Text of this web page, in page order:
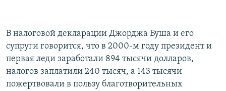
В налоговой декларации Джорджа Буша и его
супруги говорится, что в 2000-м году президент и
первая леди заработали 894 тысячи долларов,
налогов заплатили 240 тысяч, а 143 тысячи
пожертвовали в пользу благотворительных